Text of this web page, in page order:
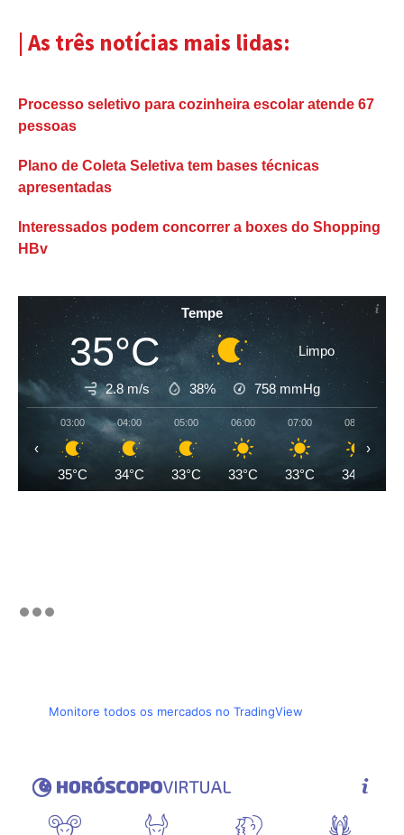
| As três notícias mais lidas:
Processo seletivo para cozinheira escolar atende 67
pessoas
Plano de Coleta Seletiva tem bases técnicas
apresentadas
Interessados podem concorrer a boxes do Shopping
HBv
Tempe
35°C Limpo
2.8 m/s 38% 758 mmHg
03:00
35°C
04:00
34°C
05:00
33°C
06:00
33°C
07:00
33°C
08:00
34°C
‹ ›
Monitore todos os mercados no TradingView